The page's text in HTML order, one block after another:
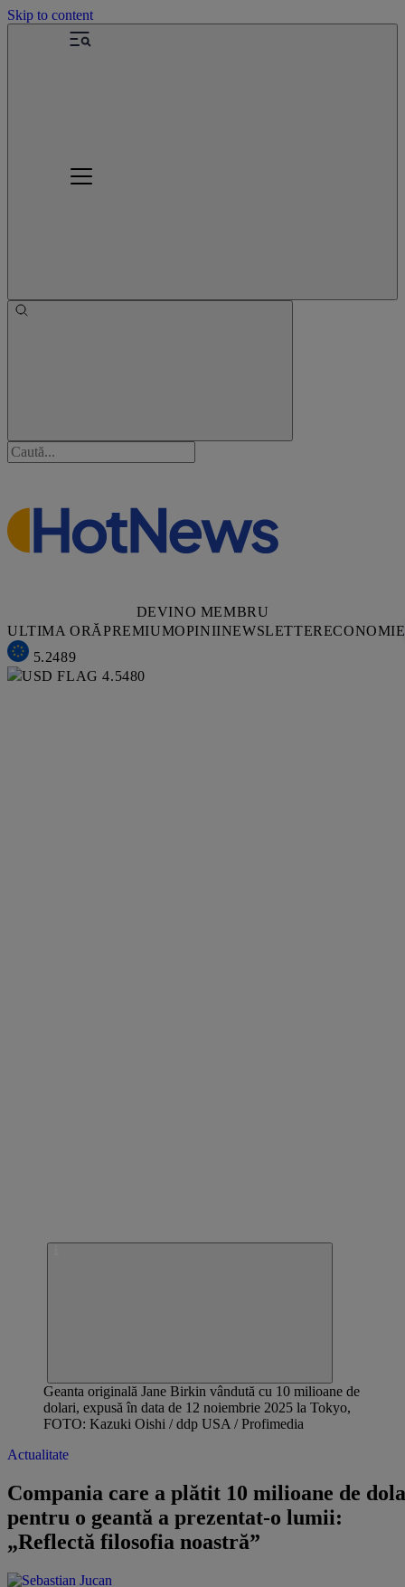
Skip to content
DEVINO MEMBRU
ULTIMA ORĂPREMIUMOPINIINEWSLETTERECONOMIE
5.2489
4.5480
Geanta originală Jane Birkin vândută cu 10 milioane de
dolari, expusă în data de 12 noiembrie 2025 la Tokyo,
FOTO: Kazuki Oishi / ddp USA / Profimedia
Actualitate
Compania care a plătit 10 milioane de
pentru o geantă a prezentat-o lumii:
„Reflectă filosofia noastră”